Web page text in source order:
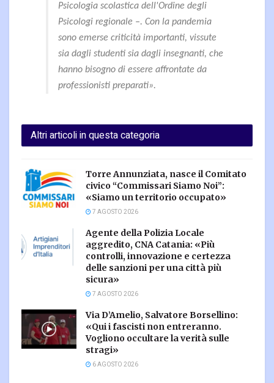
Psicologia scolastica dell'Ordine degli
Psicologi regionale –. Con la pandemia
sono emerse criticità importanti, vissute
sia dagli studenti sia dagli insegnanti, che
hanno bisogno di essere affrontate da
professionisti preparati».
Altri articoli in questa categoria
Torre Annunziata, nasce il Comitato
civico “Commissari Siamo Noi”:
«Siamo un territorio occupato»
7 AGOSTO 2026
Agente della Polizia Locale
aggredito, CNA Catania: «Più
controlli, innovazione e certezza
delle sanzioni per una città più
sicura»
7 AGOSTO 2026
Via D’Amelio, Salvatore Borsellino:
«Qui i fascisti non entreranno.
Vogliono occultare la verità sulle
stragi»
6 AGOSTO 2026